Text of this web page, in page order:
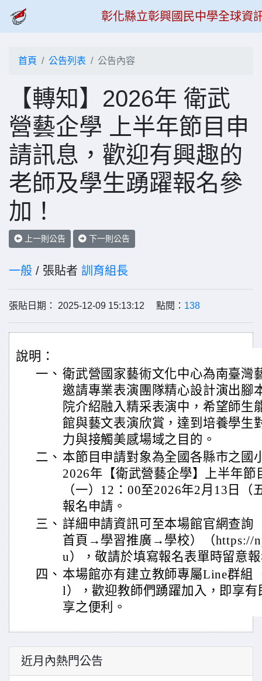
彰化縣立彰興國民中學全球資
首頁 公告列表 公告內容
【轉知】2026年 衛武
營藝企學 上半年節目申
請訊息，歡迎有興趣的
老師及學生踴躍報名參
加！
上一則公告 下一則公告
一般 / 張貼者 訓育組長
張貼日期： 2025-12-09 15:13:12 點閱： 138
說明：
一、 衛武營國家藝術文化中心為南臺灣
邀請專業表演團隊精心設計演出腳
院介紹融入精采表演中，希望師生
館與藝文表演欣賞，達到培養學生
力與接觸美感場域之目的。
二、 本節目申請對象為全國各縣市之國
2026年【衛武營藝企學】上半年節
（一）12：00至2026年2月13日（
報名申請。
三、 詳細申請資訊可至本場館官網查詢
首頁→學習推廣→學校）（https://
u），敬請於填寫報名表單時留意
四、 本場館亦有建立教師專屬Line群組
l），歡迎教師們踴躍加入，即享
享之便利。
近月內熱門公告